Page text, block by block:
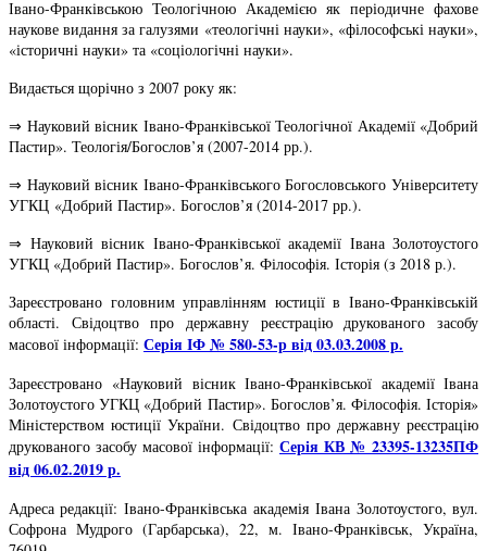
Івано-Франківською Теологічною Академією як періодичне фахове
наукове видання за галузями «теологічні науки», «філософські науки»,
«історичні науки» та «соціологічні науки».
Видається щорічно з 2007 року як:
⇒ Науковий вісник Івано-Франківської Теологічної Академії «Добрий
Пастир». Теологія/Богослов’я (2007-2014 рр.).
⇒ Науковий вісник Івано-Франківського Богословського Університету
УГКЦ «Добрий Пастир». Богослов’я (2014-2017 рр.).
⇒ Науковий вісник Івано-Франківської академії Івана Золотоустого
УГКЦ «Добрий Пастир». Богослов’я. Філософія. Історія (з 2018 р.).
Зареєстровано головним управлінням юстиції в Івано-Франківській
області. Свідоцтво про державну реєстрацію друкованого засобу
масової інформації: Серія ІФ № 580-53-р від 03.03.2008 р.
Зареєстровано «Науковий вісник Івано-Франківської академії Івана
Золотоустого УГКЦ «Добрий Пастир». Богослов’я. Філософія. Історія»
Міністерством юстиції України. Свідоцтво про державну реєстрацію
друкованого засобу масової інформації: Серія КВ № 23395-13235ПФ
від 06.02.2019 р.
Адреса редакції: Івано-Франківська академія Івана Золотоустого, вул.
Софрона Мудрого (Гарбарська), 22, м. Івано-Франківськ, Україна,